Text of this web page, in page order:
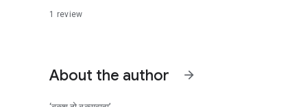
1 review
About the author arrow_forward